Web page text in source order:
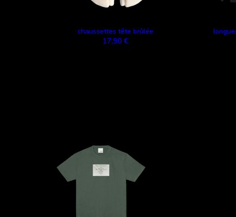
chaussettes tête brûlée
17,90 €